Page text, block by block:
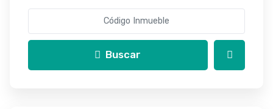
Buscar